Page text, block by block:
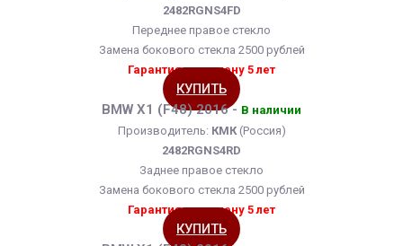
2482RGNS4FD
Переднее правое стекло
Замена бокового стекла 2500 рублей
Гарантия на замену 5 лет
КУПИТЬ
BMW X1 (F48) 2016 - В наличии
Производитель: КМК(Россия)
2482RGNS4RD
Заднее правое стекло
Замена бокового стекла 2500 рублей
Гарантия на замену 5 лет
КУПИТЬ